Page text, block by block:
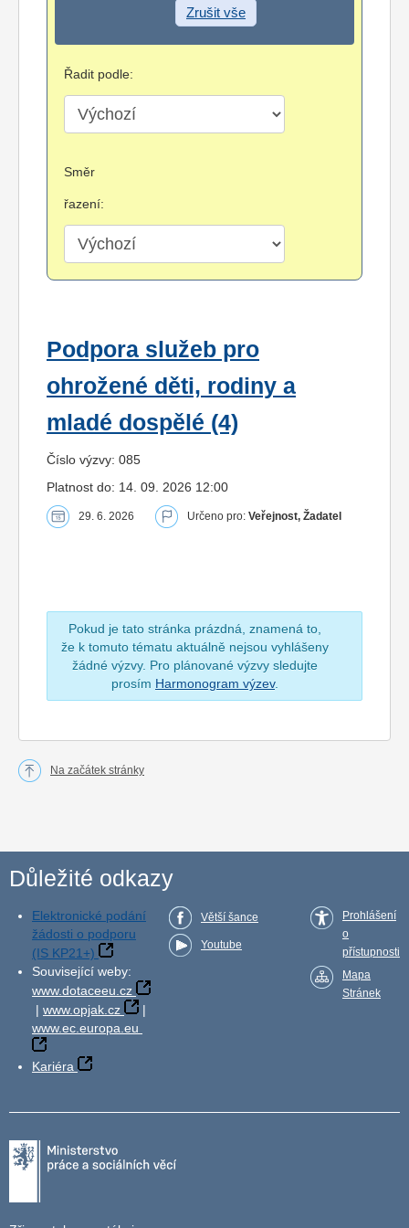
Zrušit vše
Řadit podle:
Směr
řazení:
Podpora služeb pro
ohrožené děti, rodiny a
mladé dospělé (4)
Číslo výzvy: 085
Platnost do: 14. 09. 2026 12:00
29. 6. 2026 Určeno pro: Veřejnost, Žadatel
Pokud je tato stránka prázdná, znamená to,
že k tomuto tématu aktuálně nejsou vyhlášeny
žádné výzvy. Pro plánované výzvy sledujte
prosím Harmonogram výzev.
Na začátek stránky
Důležité odkazy
Elektronické podání
žádosti o podporu
(IS KP21+)
Související weby:
www.dotaceeu.cz
| www.opjak.cz
|
www.ec.europa.eu
Kariéra
Větší šance
Youtube
Prohlášení
o
přístupnosti
Mapa
Stránek